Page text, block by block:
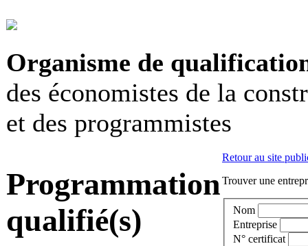
Organisme de
des économistes de la
et des programmistes
Programmation
qualifié(s)
Retour au site
Trouver une
Nom
Entreprise
N° certificat